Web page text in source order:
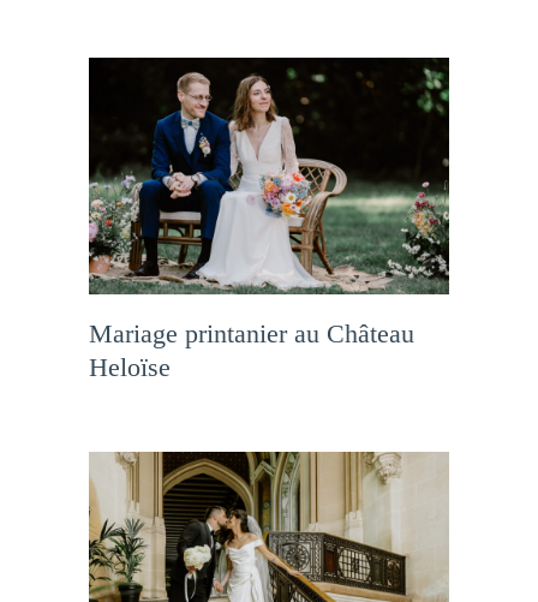
Mariage printanier au Château
Heloïse